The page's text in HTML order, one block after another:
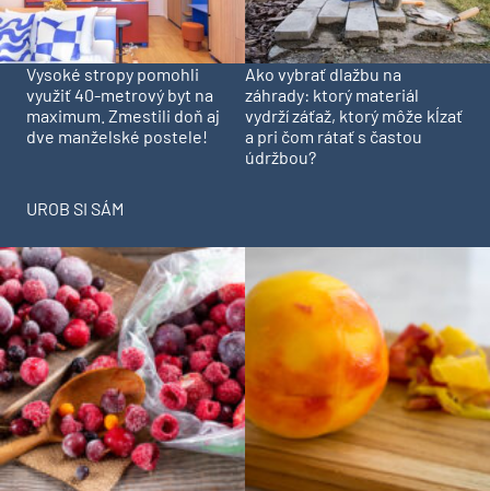
Vysoké stropy pomohli
využiť 40-metrový byt na
maximum. Zmestili doň aj
dve manželské postele!
Ako vybrať dlažbu na
záhrady: ktorý materiál
vydrží záťaž, ktorý môže kĺzať
a pri čom rátať s častou
údržbou?
UROB SI SÁM